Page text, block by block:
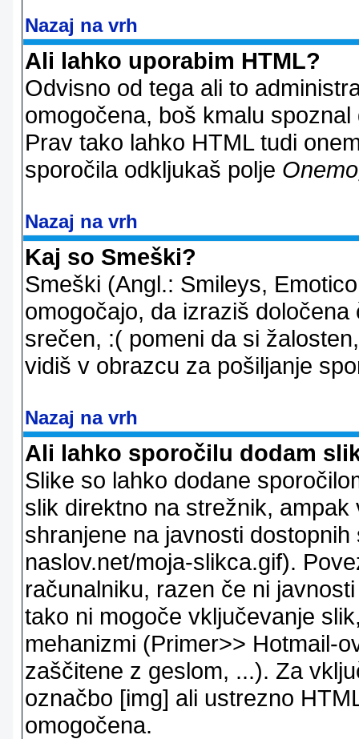
Nazaj na vrh
Ali lahko uporabim HTML?
Odvisno od tega ali to
omogočena, boš kmalu
Prav tako lahko HTML tudi
sporočila odkljukaš polje
Nazaj na vrh
Kaj so Smeški?
Smeški (Angl.: Smileys,
omogočajo, da izraziš
srečen, :( pomeni da si
vidiš v obrazcu za pošiljanje
Nazaj na vrh
Ali lahko sporočilu dodam
Slike so lahko dodane
slik direktno na strežnik,
shranjene na javnosti
naslov.net/moja-slikca.gif).
računalniku, razen če ni
tako ni mogoče vključevanje
mehanizmi (Primer>> Hotmail-
zaščitene z geslom, ...). Za
označbo [img] ali ustrezno
omogočena.